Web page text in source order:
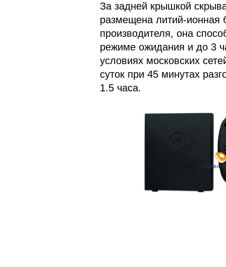
За задней крышкой
размещена литий-ионная
производителя, она
режиме ожидания и до 3
условиях московских
суток при 45 минутах
1.5 часа.